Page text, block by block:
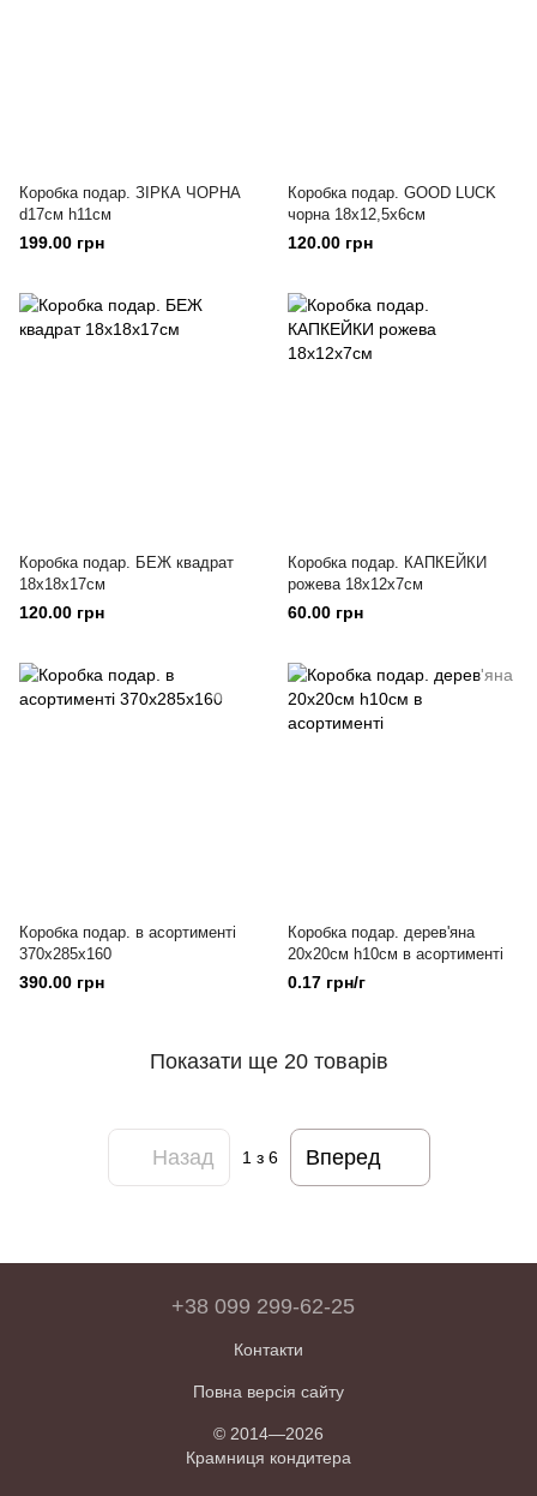
Коробка подар. ЗІРКА ЧОРНА
d17см h11см
199.00 грн
Коробка подар. GOOD LUCK
чорна 18х12,5х6см
120.00 грн
Коробка подар. БЕЖ квадрат
18х18х17см
120.00 грн
Коробка подар. КАПКЕЙКИ
рожева 18х12х7см
60.00 грн
Коробка подар. в асортименті
370х285х160
390.00 грн
Коробка подар. дерев'яна
20х20см h10см в асортименті
0.17 грн/г
Показати ще 20 товарів
Назад 1 з 6 Вперед
+38 099 299-62-25
Контакти
Повна версія сайту
© 2014—2026
Крамниця кондитера